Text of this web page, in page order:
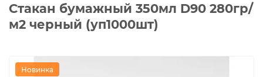
Стакан бумажный 350мл D90 280гр/
м2 черный (уп1000шт)
Новинка